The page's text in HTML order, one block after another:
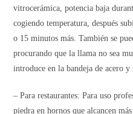
vitrocerámica, potencia baja
cogiendo temperatura, después
o 15 minutos más. También se
procurando que la llama no sea
introduce en la bandeja de acero y
– Para restaurantes: Para uso
piedra en hornos que alcancen